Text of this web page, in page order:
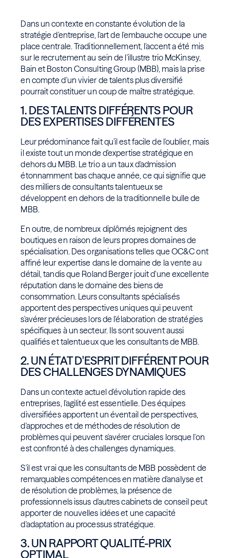
Dans un contexte en constante évolution de la
stratégie d'entreprise, l'art de l'embauche occupe une
place centrale. Traditionnellement, l'accent a été mis
sur le recrutement au sein de l'illustre trio McKinsey,
Bain et Boston Consulting Group (MBB), mais la prise
en compte d'un vivier de talents plus diversifié
pourrait constituer un coup de maître stratégique.
1. DES TALENTS DIFFÉRENTS POUR
DES EXPERTISES DIFFÉRENTES
Leur prédominance fait qu'il est facile de l'oublier, mais
il existe tout un monde d'expertise stratégique en
dehors du MBB. Le trio a un taux d'admission
étonnamment bas chaque année, ce qui signifie que
des milliers de consultants talentueux se
développent en dehors de la traditionnelle bulle de
MBB.
En outre, de nombreux diplômés rejoignent des
boutiques en raison de leurs propres domaines de
spécialisation. Des organisations telles que OC&C ont
affiné leur expertise dans le domaine de la vente au
détail, tandis que Roland Berger jouit d'une excellente
réputation dans le domaine des biens de
consommation. Leurs consultants spécialisés
apportent des perspectives uniques qui peuvent
s'avérer précieuses lors de l'élaboration de stratégies
spécifiques à un secteur. Ils sont souvent aussi
qualifiés et talentueux que les consultants de MBB.
2. UN ÉTAT D'ESPRIT DIFFÉRENT POUR
DES CHALLENGES DYNAMIQUES
Dans un contexte actuel d'évolution rapide des
entreprises, l'agilité est essentielle. Des équipes
diversifiées apportent un éventail de perspectives,
d'approches et de méthodes de résolution de
problèmes qui peuvent s'avérer cruciales lorsque l'on
est confronté à des challenges dynamiques.
S'il est vrai que les consultants de MBB possèdent de
remarquables compétences en matière d'analyse et
de résolution de problèmes, la présence de
professionnels issus d'autres cabinets de conseil peut
apporter de nouvelles idées et une capacité
d'adaptation au processus stratégique.
3. UN RAPPORT QUALITÉ-PRIX
OPTIMAL